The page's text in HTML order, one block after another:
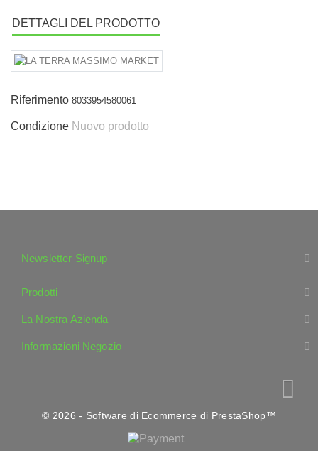
DETTAGLI DEL PRODOTTO
Riferimento 8033954580061
Condizione Nuovo prodotto
Newsletter Signup
Prodotti
La Nostra Azienda
Informazioni Negozio
© 2026 - Software di Ecommerce di PrestaShop™